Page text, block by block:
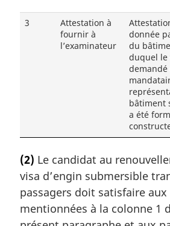
3
Attestation à
fournir à
l’examinateur
donnée
du
duquel le
bâtiment
a été
(2) Le candidat au
visa d’engin submersible
passagers doit satisfaire aux
mentionnées à la colonne 1